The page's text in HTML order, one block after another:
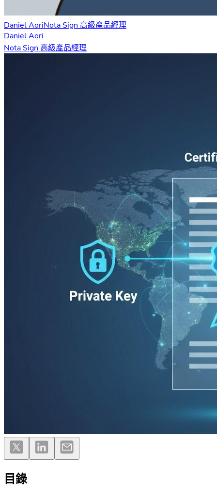
Daniel AoriNota Sign 高級產品經理
Daniel Aori
Nota Sign 高級產品經理
目錄